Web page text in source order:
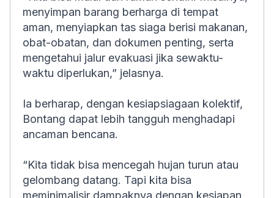
menyimpan barang berharga di tempat
aman, menyiapkan tas siaga berisi makanan,
obat-obatan, dan dokumen penting, serta
mengetahui jalur evakuasi jika sewaktu-
waktu diperlukan,” jelasnya.
Ia berharap, dengan kesiapsiagaan kolektif,
Bontang dapat lebih tangguh menghadapi
ancaman bencana.
“Kita tidak bisa mencegah hujan turun atau
gelombang datang. Tapi kita bisa
meminimalisir dampaknya dengan kesiapan